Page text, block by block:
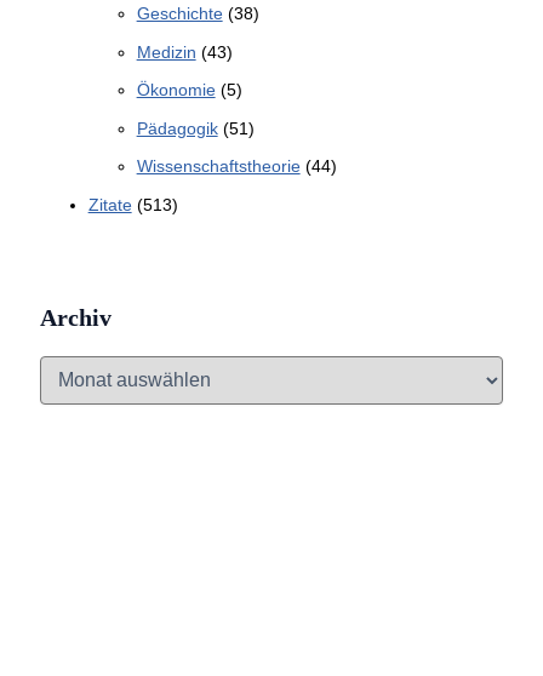
Geschichte(38)
Medizin (43)
Ökonomie(5)
Pädagogik(51)
Wissenschaftstheorie(44)
Zitate(513)
Archiv